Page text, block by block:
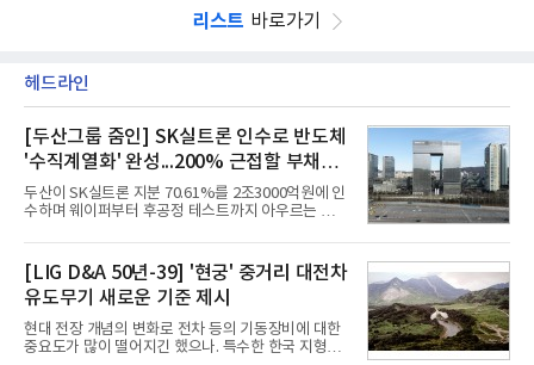
리스트 바로가기
헤드라인
[두산그룹 줌인] SK실트론 인수로 반도체
'수직계열화' 완성...200% 근접할 부채비
율 부담
두산이 SK실트론 지분 70.61%를 2조3000억원에 인
수하며 웨이퍼부터 후공정 테스트까지 아우르는 반도
지난해 5742억원의 순손실을 내며 신용등급 하향검
토 대상에 올라 있다. 두산의 연결 기준 부채비율도 인
수금융 1조원을 가정할 경우 200%에 근접한 191%
까지 오를 것으로 신용평가사들은 추산하고 있다.10
일 금융감독원 전자공시와 업계 등에 따르면 ㈜두산
은 지난달 31일 이사회를 열고 SK㈜가 보유한 SK실
트론 지분 70.61%를 인수하는 주식매매계약(SPA)
[LIG D&A 50년-39] '현궁' 중거리 대전차
유도무기 새로운 기준 제시
현대 전장 개념의 변화로 전차 등의 기동장비에 대한
중요도가 많이 떨어지긴 했으나. 특수한 한국 지형을